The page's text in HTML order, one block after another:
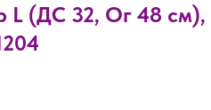
L (ДС 32, Ог 48 см),